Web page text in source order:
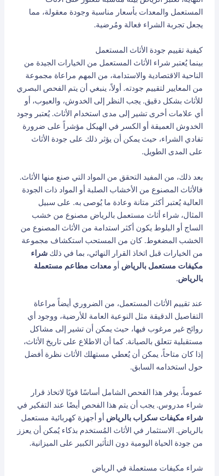
المستعمل والمعدات بأسعار مناسبة وجودة معقولة، مما
يجعل تجربة الشراء فعالة ومُرضية.
كيفية تقييم جودة الأثاث المستعمل
بينما يُعتبر شراء الأثاث المستعمل من الخيارات الجيدة من
الناحية الاقتصادية والاستدامة، من المهم مراعاة مجموعة
من المعايير لتقييم جودته. أولاً، ينبغي أن يتم الفحص البصري
للأثاث بشكل دقيق. يجب النظر إلى الخدوش، والعيوب، أو
أي علامات أخرى تشير إلى مدى استخدام الأثاث. يُعتبر وجود
الخدوش العميقة أو الكسر في الهيكل مؤشراً على ضرورة
تفادي الشراء، حيث يمكن أن يؤثر ذلك على جودة الأثاث
على المدى الطويل.
بعد ذلك، من المفيد التحقق من المواد التي صنع منها الأثاث.
فالأثاث المصنوع من الأخشاب الصلبة أو المواد ذات الجودة
العالية يُعتبر أكثر متانة وعادة ما يُوصى به. على سبيل
المثال، شراء أثاث مستعمل بالرياض مصنوع من خشب
الساج أو البلوط يكون أكثر استدامة من الأثاث المصنوع من
الخشب المضغوط. كان من المستحب استكشاف مجموعة
من الخيارات قبل اتخاذ القرار النهائي، بما في ذلك شراء
مكيفات مستعمل بالرياض أو معدات مطاعم مستعملة
بالرياض.
عند تقييم الأثاث المستعمل، من الضروري أيضاً مراعاة
التفاصيل الدقيقة مثل النوعية العامة للأرضية، ووجود أي
روائح غير مرغوب فيها، حيث يمكن أن تشير إلى مشاكل
مستقبلية تتعلق بالصيانة. كما أن الاطلاع على تاريخ الأثاث،
إذا كان متاحاً، يمكن أن يُعطي مستهلك الأثاث نظرة أفضل
حول استخدامه السابق.
عموماً، يوفر هذا الفحص الشامل أساسًا قويًا لاتخاذ قرار
شراء مدروس. يجب أن يتم هذا الفحص أيضًا عند التفكير في
شراء مكيفات سكراب بالرياض أو أجهزة كهربائية مستعمل
بالرياض. الاستثمار في الأثاث المُستخدم بذكاء يُمكن أن يعزز
من جودة الحياة اليومية دون التأثير الكبير على الميزانية.
شراء مكيفات مستعملة في الرياض